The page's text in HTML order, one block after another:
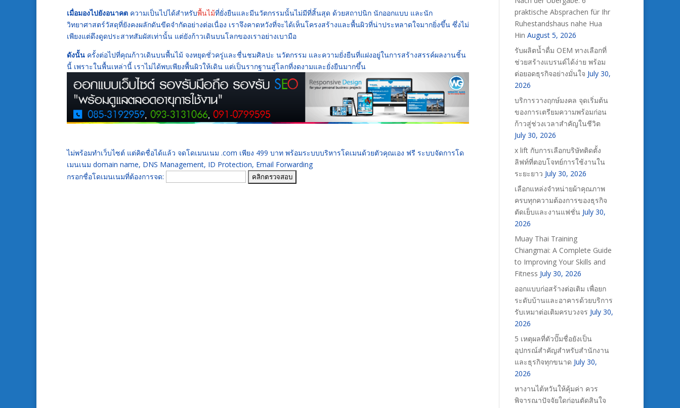
เมื่อมองไปยังอนาคต ความเป็นไปได้สำหรับพื้นไม้ที่ยั่งยืนและมีนวัตกรรมนั้นไม่มีที่สิ้นสุด ด้วยสถาปนิก นักออกแบบ และนัก
วิทยาศาสตร์วัสดุที่ยังคงผลักดันขีดจำกัดอย่างต่อเนื่อง เราจึงคาดหวังที่จะได้เห็นโครงสร้างและพื้นผิวที่น่าประหลาดใจมากยิ่งขึ้น ซึ่งไม่
เพียงแต่ดึงดูดประสาทสัมผัสเท่านั้น แต่ยังก้าวเดินบนโลกของเราอย่างเบามือ
ดังนั้น ครั้งต่อไปที่คุณก้าวเดินบนพื้นไม้ จงหยุดชั่วครู่และชื่นชมศิลปะ นวัตกรรม และความยั่งยืนที่แฝงอยู่ในการสร้างสรรค์ผลงานชิ้น
นี้ เพราะในพื้นเหล่านี้ เราไม่ได้พบเพียงพื้นผิวให้เดิน แต่เป็นรากฐานสู่โลกที่งดงามและยั่งยืนมากขึ้น
ไม่พร้อมทำเว็บไซต์ แต่คิดชื่อได้แล้ว จดโดเมนเนม .com เพียง 499 บาท พร้อมระบบบริหารโดเมนด้วยตัวคุณเอง ฟรี ระบบจัดการโด
เมนเนม domain name, DNS Management, ID Protection, Email Forwarding
กรอกชื่อโดเมนเนมที่ต้องการจด:
praktische Absprachen für Ihr
Ruhestandshaus nahe Hua
Hin August 5, 2026
รับผลิตน้ำดื่ม OEM ทางเลือกที่
ช่วยสร้างแบรนด์ได้ง่าย พร้อม
ต่อยอดธุรกิจอย่างมั่นใจ July 30,
2026
บริการวางฤกษ์มงคล จุดเริ่มต้น
ของการเตรียมความพร้อมก่อน
ก้าวสู่ช่วงเวลาสำคัญในชีวิต
July 30, 2026
x lift กับการเลือกบริษัทติดตั้ง
ลิฟท์ที่ตอบโจทย์การใช้งานใน
ระยะยาว July 30, 2026
เลือกแหล่งจำหน่ายผ้าคุณภาพ
ครบทุกความต้องการของธุรกิจ
ตัดเย็บและงานแฟชั่น July 30,
2026
Muay Thai Training
Chiangmai: A Complete Guide
to Improving Your Skills and
Fitness July 30, 2026
ออกแบบก่อสร้างต่อเติม เพื่อยก
ระดับบ้านและอาคารด้วยบริการ
รับเหมาต่อเติมครบวงจร July 30,
2026
5 เหตุผลที่ตัวปั๊มชื่อยังเป็น
อุปกรณ์สำคัญสำหรับสำนักงาน
และธุรกิจทุกขนาด July 30,
2026
หางานไต้หวันให้คุ้มค่า ควร
พิจารณาปัจจัยใดก่อนตัดสินใจ